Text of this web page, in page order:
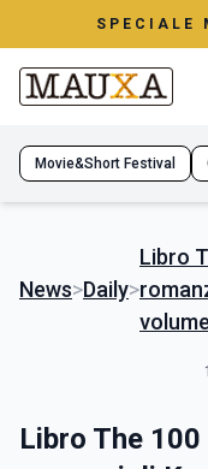
SPECIALE
Movie&Short Festival
News>Daily>
Libro
volume
Libro The